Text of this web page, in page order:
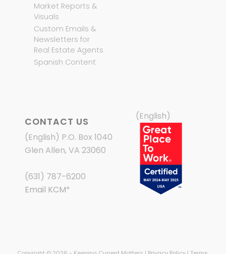
Market Reports &
Visuals
Custom Emails &
Newsletters for
Real Estate Agents
Spanish Content
CONTACT US
(English) P.O. Box 1040
Glen Allen, VA 23060
(631) 787-6200
Email KCM*
(English)